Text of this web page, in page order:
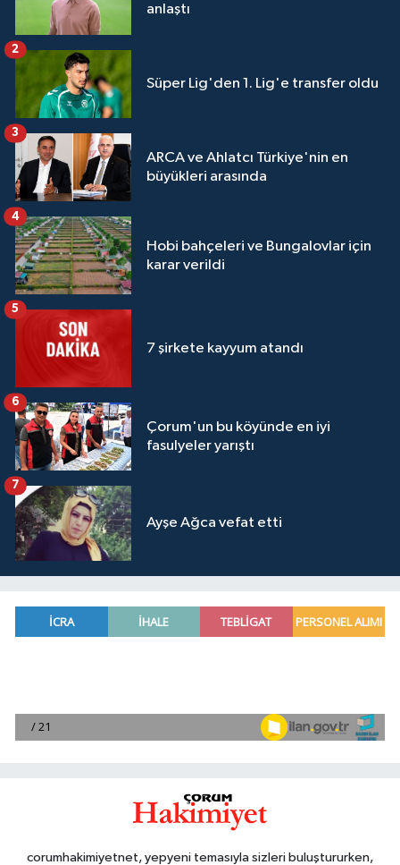
anlaştı
Süper Lig'den 1. Lig'e transfer oldu
2
ARCA ve Ahlatcı Türkiye'nin en
büyükleri arasında
3
Hobi bahçeleri ve Bungalovlar için
karar verildi
4
7 şirkete kayyum atandı
5
Çorum'un bu köyünde en iyi
fasulyeler yarıştı
6
Ayşe Ağca vefat etti
7
corumhakimiyetnet, yepyeni temasıyla sizleri buluştururken,